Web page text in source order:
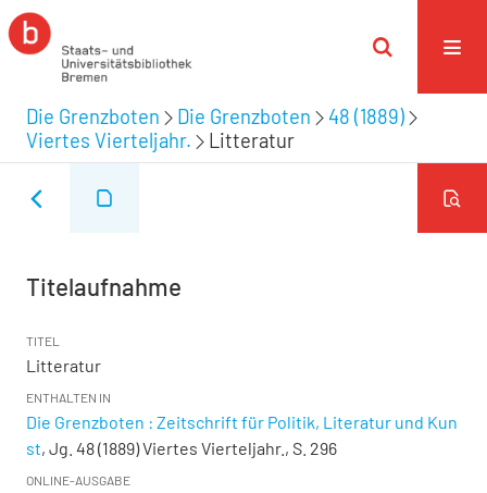
Die Grenzboten Die Grenzboten
48 (1889)
Viertes Vierteljahr.
Litteratur
Titelaufnahme
TITEL
Litteratur
ENTHALTEN IN
Die Grenzboten : Zeitschrift für Politik, Literatur und Kun
st, Jg. 48 (1889) Viertes Vierteljahr., S. 296
ONLINE-AUSGABE